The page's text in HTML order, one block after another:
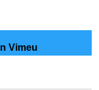
Vimeu